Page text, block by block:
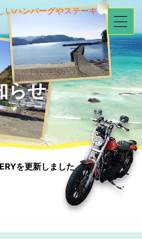
いハンバーグやステーキ
らせ
を更新しました。